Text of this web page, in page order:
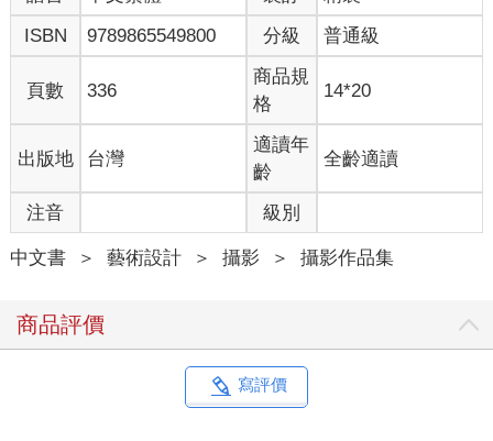
ISBN
9789865549800 分級 普通級
頁數 336
商品規
格
14*20
出版地 台灣
適讀年
齡
全齡適讀
注音 級別
中文書 ＞ 藝術設計 ＞ 攝影 ＞ 攝影作品集
商品評價
寫評價